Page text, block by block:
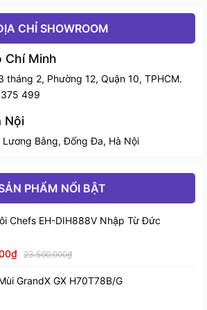
cho bếp.
điều khiển của bếp từ đôi Chef's EH–
Tự động
720x430x80 mm
Phím điều khiển dạng cảm ứng
Max 3400W
CHỈ SHOWROOM
Chí Minh
2, Phường 12, Quận 10, TPHCM.
499
Nội
Bằng, Đống Đa, Hà Nội
PHẨM NỔI BẬT
Chefs EH-DIH888V Nhập Từ Đức
23.500.000₫
GrandX GX H70T78B/G